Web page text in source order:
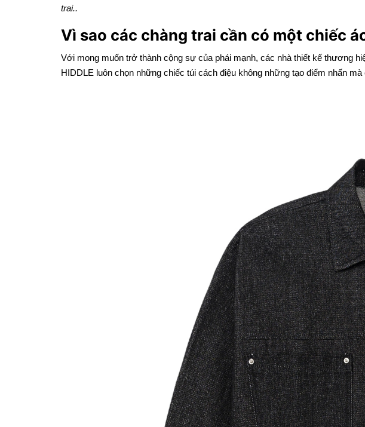
trai..
Vì sao các chàng trai cần có một chiếc
Với mong muốn trở thành cộng sự của phái mạnh, các nhà thiết kế thương
HIDDLE luôn chọn những chiếc túi cách điệu không những tạo điểm nhấn